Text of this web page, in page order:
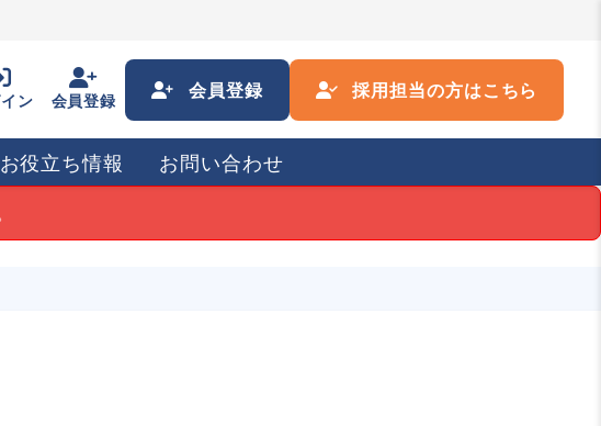
ン 会員登録 会員登録 採用担当の方はこちら
お役立ち情報 お問い合わせ